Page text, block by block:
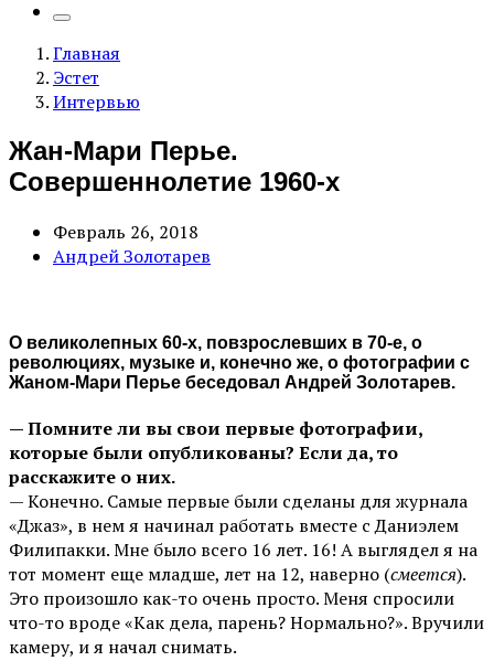
Главная
Эстет
Интервью
Жан-Мари Перье.
Совершеннолетие 1960-х
Февраль 26, 2018
Андрей Золотарев
О великолепных 60-х, повзрослевших в 70-е, о
революциях, музыке и, конечно же, о фотографии с
Жаном-Мари Перье беседовал Андрей Золотарев.
— Помните ли вы свои первые фотографии,
которые были опубликованы? Если да, то
расскажите о них.
— Конечно. Самые первые были сделаны для журнала
«Джаз», в нем я начинал работать вместе с Даниэлем
Филипакки. Мне было всего 16 лет. 16! А выглядел я на
тот момент еще младше, лет на 12, наверно (смеется).
Это произошло как-то очень просто. Меня спросили
что-то вроде «Как дела, парень? Нормально?». Вручили
камеру, и я начал снимать.